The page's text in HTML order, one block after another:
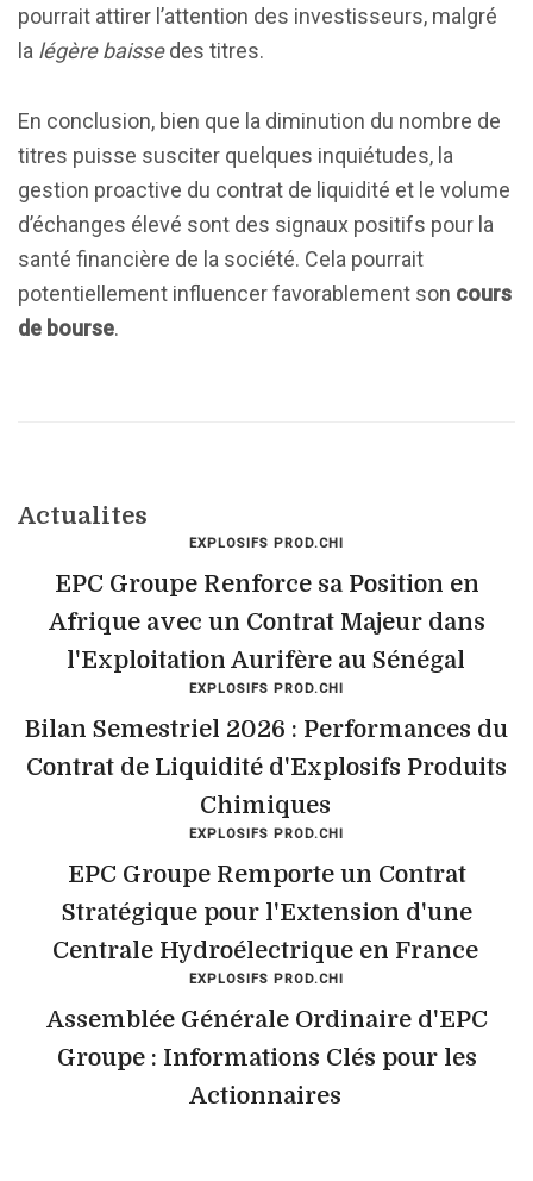
pourrait attirer l’attention des investisseurs, malgré
la légère baissedes titres.
En conclusion, bien que la diminution du nombre de
titres puisse susciter quelques inquiétudes, la
gestion proactive du contrat de liquidité et le volume
d’échanges élevé sont des signaux positifs pour la
santé financière de la société. Cela pourrait
potentiellement influencer favorablement son cours
de bourse.
Actualites
EXPLOSIFS PROD.CHI
EPC Groupe Renforce sa Position en
Afrique avec un Contrat Majeur dans
l'Exploitation Aurifère au Sénégal
EXPLOSIFS PROD.CHI
Bilan Semestriel 2026 : Performances du
Contrat de Liquidité d'Explosifs Produits
Chimiques
EXPLOSIFS PROD.CHI
EPC Groupe Remporte un Contrat
Stratégique pour l'Extension d'une
Centrale Hydroélectrique en France
EXPLOSIFS PROD.CHI
Assemblée Générale Ordinaire d'EPC
Groupe : Informations Clés pour les
Actionnaires